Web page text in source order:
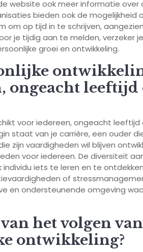
website ook meer informatie over
bieden ook de mogelijkheid
op tijd in te schrijven,
je tijdig aan te melden, verzeker
groei en ontwikkeling.
ongeacht leeftijd
voor iedereen, ongeacht leeftijd
staat van je carrière, een ouder
zijn vaardigheden wil blijven
voor iedereen. De diversiteit
iets te leren en te
of
en ondersteunende omgeving
het volgen van
ontwikkeling?